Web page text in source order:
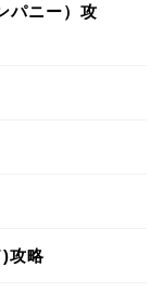
パニー）攻
攻略